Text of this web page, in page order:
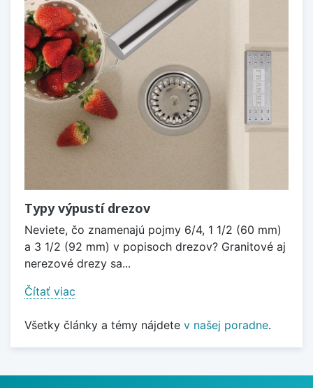
Typy výpustí drezov
Neviete, čo znamenajú pojmy 6/4, 1 1/2 (60 mm)
a 3 1/2 (92 mm) v popisoch drezov? Granitové aj
nerezové drezy sa...
Čítať viac
Všetky články a témy nájdete v našej poradne.